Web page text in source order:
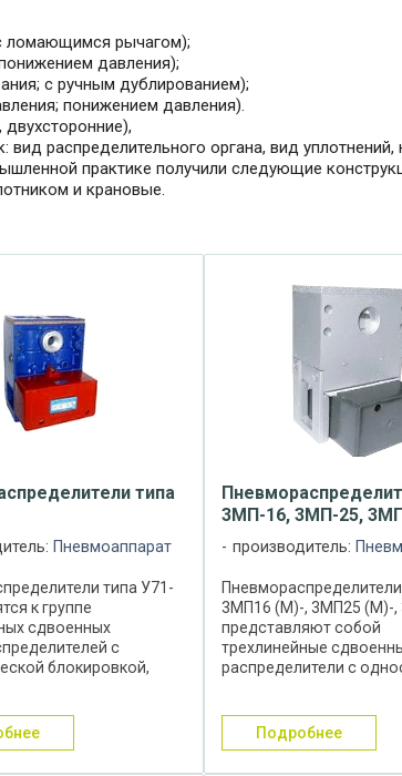
ломающимся рычагом);
давления);
с ручным дублированием);
понижением давления).
вид распределительного органа, вид
практике получили следующие
и крановые.
типа
Пневмоаппарат
типа У71-
к группе
сдвоенных
с
блокировкой,
и ручным
управлением.
3МП-16, 3МП-25,
производитель:
3МП16 (М)-, 3МП25 (М)-
представляют собой
трехлинейные
распределители с
возвратом и ручным
дублированием потока
подробнее